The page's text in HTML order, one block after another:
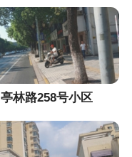
亭林路258号小区